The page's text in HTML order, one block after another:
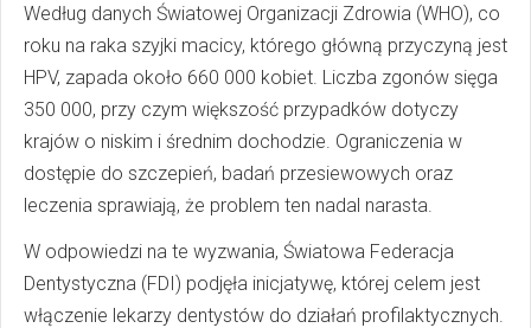
Według danych Światowej Organizacji Zdrowia (WHO), co
roku na raka szyjki macicy, którego główną przyczyną jest
HPV, zapada około 660 000 kobiet. Liczba zgonów sięga
350 000, przy czym większość przypadków dotyczy
krajów o niskim i średnim dochodzie. Ograniczenia w
dostępie do szczepień, badań przesiewowych oraz
leczenia sprawiają, że problem ten nadal narasta.
W odpowiedzi na te wyzwania, Światowa Federacja
Dentystyczna (FDI) podjęła inicjatywę, której celem jest
włączenie lekarzy dentystów do działań profilaktycznych.